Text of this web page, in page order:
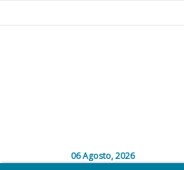
06 Agosto, 2026